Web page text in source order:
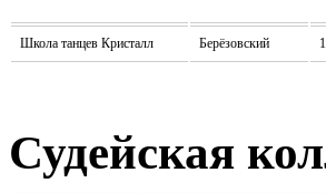
Школа танцев Кристалл Берёзовский
Судейская